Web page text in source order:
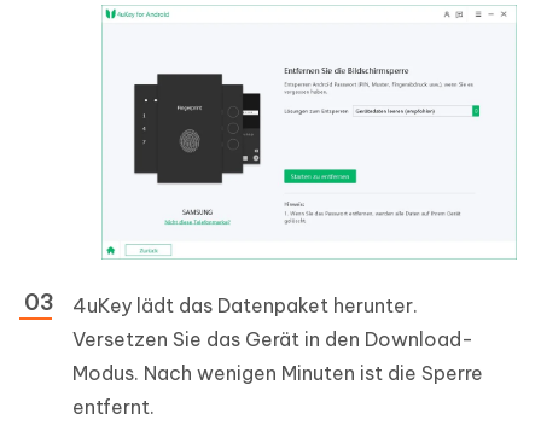
4uKey lädt das Datenpaket herunter.
Versetzen Sie das Gerät in den Download-
Modus. Nach wenigen Minuten ist die Sperre
entfernt.